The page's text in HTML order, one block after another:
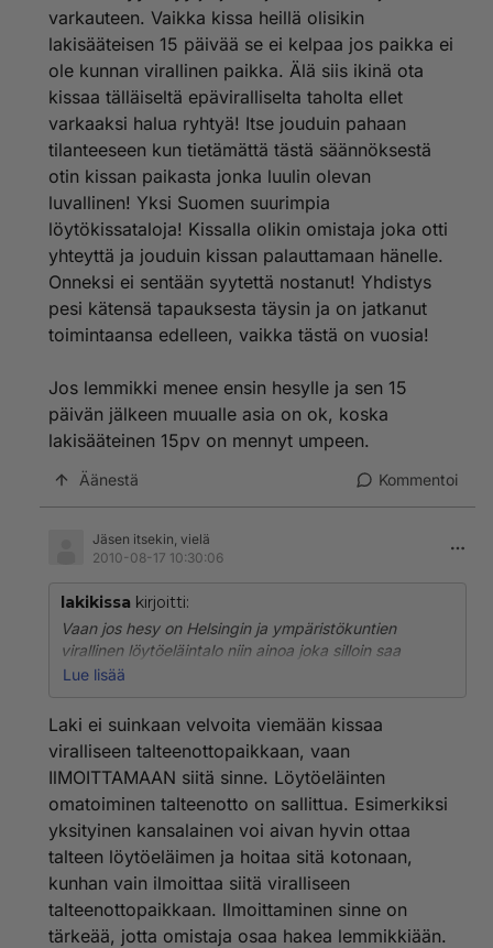
hengellään hesyläisten silmien avautumisen.
Älkää lahjoittako sinne enää penniäkään. Hesyltä jäi
viime ja edellisenä vuonna satojatuhansia euroja
lahjoitusrahaa käyttämättä. Tiedot ovat julkisia ja ne
voi tarkistaa yhdistyksen tilinpäätöksestä.
Vapaaehtoinen käytännön eläinsuojelutyö tehdään
nykyään ihan muualla kuin Hesyssä, pienissä
yhdistyksissä pk-seudulla ja muualla, yksityisten
toimesta ja yhdistyksissä jotka eivät saa mitään
avustuksia.
http://www.freewebs.com/kodittomiakissoja/
http://rekkurescue.com/
http://www.pelastetaankissat24.com/
http://www.sey.fi/sey/paikallisyhdistykset/pk-esy
varkauteen. Vaikka kissa heillä olisikin
lakisääteisen 15 päivää se ei kelpaa jos paikka ei
ole kunnan virallinen paikka. Älä siis ikinä ota
kissaa tälläiseltä epäviralliselta taholta ellet
varkaaksi halua ryhtyä! Itse jouduin pahaan
tilanteeseen kun tietämättä tästä säännöksestä
otin kissan paikasta jonka luulin olevan
luvallinen! Yksi Suomen suurimpia
löytökissataloja! Kissalla olikin omistaja joka otti
yhteyttä ja jouduin kissan palauttamaan hänelle.
Onneksi ei sentään syytettä nostanut! Yhdistys
pesi kätensä tapauksesta täysin ja on jatkanut
toimintaansa edelleen, vaikka tästä on vuosia!
Jos lemmikki menee ensin hesylle ja sen 15
päivän jälkeen muualle asia on ok, koska
lakisääteinen 15pv on mennyt umpeen.
Äänestä Kommentoi
Jäsen itsekin, vielä
2010-08-17 10:30:06
lakikissa kirjoitti:
Vaan jos hesy on Helsingin ja ympäristökuntien
virallinen löytöeläintalo niin ainoa joka silloin saa
kodittomia vastaanottaa on hesy. Jos viet muualle
kissa heillä olisikin lakisääteisen 15 päivää se ei kelpaa
ota kissaa tälläiseltä epäviralliselta taholta ellet
varkaaksi halua ryhtyä! Itse jouduin pahaan
tilanteeseen kun tietämättä tästä säännöksestä otin
kissan paikasta jonka luulin olevan luvallinen! Yksi
Suomen suurimpia löytökissataloja! Kissalla olikin
omistaja joka otti yhteyttä ja jouduin kissan
palauttamaan hänelle. Onneksi ei sentään syytettä
nostanut! Yhdistys pesi kätensä tapauksesta täysin ja
on jatkanut toimintaansa edelleen, vaikka tästä on
Lue lisää
Laki ei suinkaan velvoita viemään kissaa
viralliseen talteenottopaikkaan, vaan
IlMOITTAMAAN siitä sinne. Löytöeläinten
omatoiminen talteenotto on sallittua. Esimerkiksi
yksityinen kansalainen voi aivan hyvin ottaa
talteen löytöeläimen ja hoitaa sitä kotonaan,
kunhan vain ilmoittaa siitä viralliseen
talteenottopaikkaan. Ilmoittaminen sinne on
tärkeää, jotta omistaja osaa hakea lemmikkiään.